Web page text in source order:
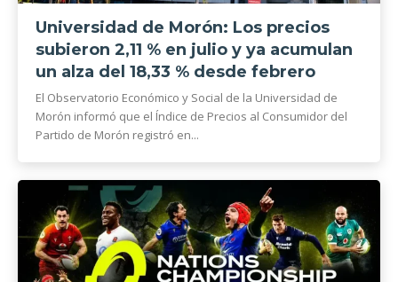
Universidad de Morón: Los precios
subieron 2,11 % en julio y ya acumulan
un alza del 18,33 % desde febrero
El Observatorio Económico y Social de la Universidad de
Morón informó que el Índice de Precios al Consumidor del
Partido de Morón registró en...